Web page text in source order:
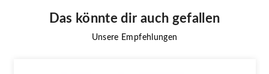
Das könnte dir auch gefallen
Unsere Empfehlungen